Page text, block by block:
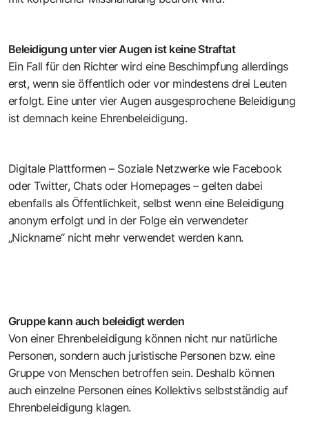
Beleidigung unter vier Augen ist keine Straftat
Ein Fall für den Richter wird eine Beschimpfung allerdings
erst, wenn sie öffentlich oder vor mindestens drei Leuten
erfolgt. Eine unter vier Augen ausgesprochene Beleidigung
ist demnach keine Ehrenbeleidigung.
Digitale Plattformen – Soziale Netzwerke wie Facebook
oder Twitter, Chats oder Homepages – gelten dabei
ebenfalls als Öffentlichkeit, selbst wenn eine Beleidigung
anonym erfolgt und in der Folge ein verwendeter
„Nickname“ nicht mehr verwendet werden kann.
Gruppe kann auch beleidigt werden
Von einer Ehrenbeleidigung können nicht nur natürliche
Personen, sondern auch juristische Personen bzw. eine
Gruppe von Menschen betroffen sein. Deshalb können
auch einzelne Personen eines Kollektivs selbstständig auf
Ehrenbeleidigung klagen.